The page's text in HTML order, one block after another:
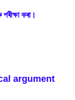
পৰীক্ষা কৰা।
argument